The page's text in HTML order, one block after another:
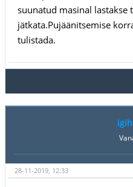
suunatud masinal lastakse
jätkata.Pujäänitsemise
tulistada.
28-11-2019, 12:33